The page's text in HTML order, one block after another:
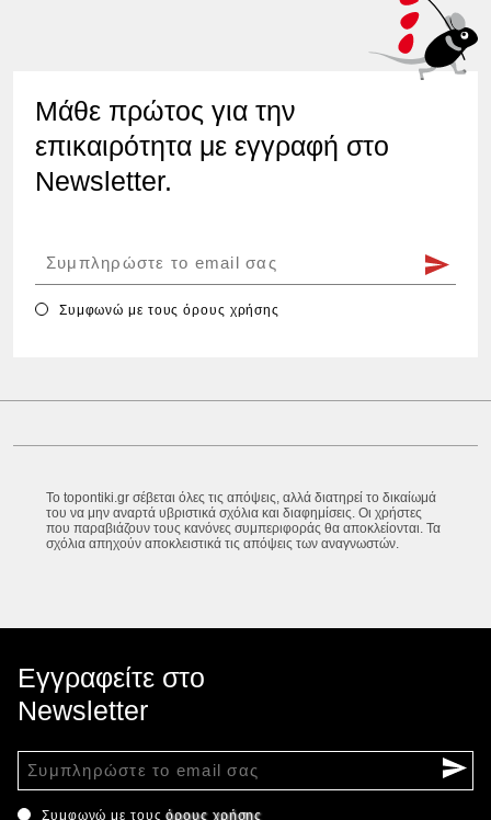
Μάθε πρώτος για την
επικαιρότητα με εγγραφή στο
Newsletter.
Συμφωνώ με τουςόρους χρήσης
Το topontiki.gr σέβεται όλες τις απόψεις, αλλά διατηρεί το δικαίωμά
του να μην αναρτά υβριστικά σχόλια και διαφημίσεις. Οι χρήστες
που παραβιάζουν τους κανόνες συμπεριφοράς θα αποκλείονται. Τα
σχόλια απηχούν αποκλειστικά τις απόψεις των αναγνωστών.
Εγγραφείτε στο
Newsletter
Συμφωνώ με τουςόρους χρήσης